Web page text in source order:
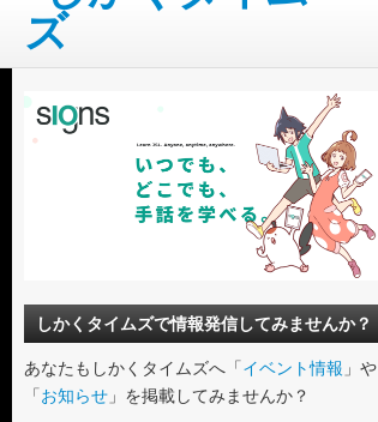
しかくタイムズで情報発信してみませんか？
あなたもしかくタイムズへ「イベント情報 」や
「お知らせ 」を掲載してみませんか？